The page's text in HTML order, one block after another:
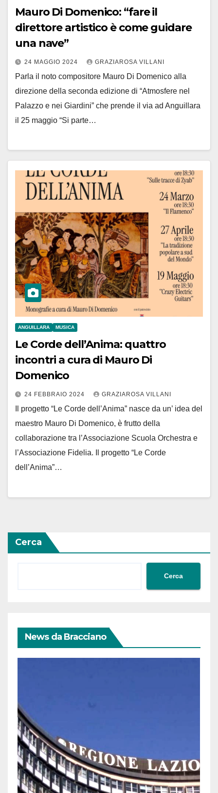
Mauro Di Domenico: “fare il
direttore artistico è come guidare
una nave”
24 MAGGIO 2024 GRAZIAROSA VILLANI
Parla il noto compositore Mauro Di Domenico alla
direzione della seconda edizione di “Atmosfere nel
Palazzo e nei Giardini” che prende il via ad Anguillara
il 25 maggio “Si parte…
ANGUILLARA MUSICA
Le Corde dell’Anima: quattro
incontri a cura di Mauro Di
Domenico
24 FEBBRAIO 2024 GRAZIAROSA VILLANI
Il progetto “Le Corde dell’Anima” nasce da un’ idea del
maestro Mauro Di Domenico, è frutto della
collaborazione tra l’Associazione Scuola Orchestra e
l’Associazione Fidelia. Il progetto “Le Corde
dell’Anima”…
Cerca
Cerca
News da Bracciano